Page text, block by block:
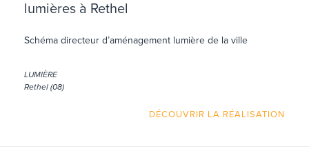
lumières à Rethel
Schéma directeur d’aménagement lumière de la ville
LUMIÈRE
Rethel (08)
DÉCOUVRIR LA RÉALISATION